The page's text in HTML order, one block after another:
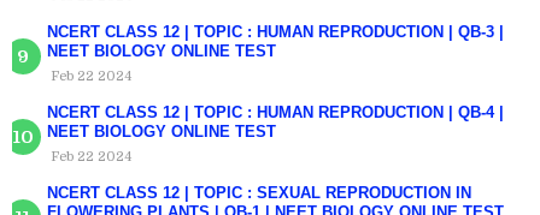
NCERT CLASS 12 | TOPIC : HUMAN REPRODUCTION | QB-3 |
NEET BIOLOGY ONLINE TEST
Feb 22 2024
NCERT CLASS 12 | TOPIC : HUMAN REPRODUCTION | QB-4 |
NEET BIOLOGY ONLINE TEST
Feb 22 2024
NCERT CLASS 12 | TOPIC : SEXUAL REPRODUCTION IN